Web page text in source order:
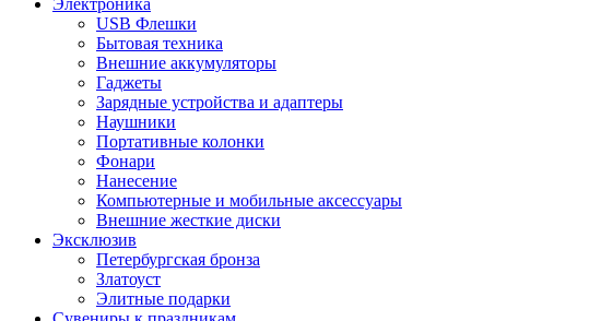
Электроника
USB Флешки
Бытовая техника
Внешние аккумуляторы
Гаджеты
Зарядные устройства и адаптеры
Наушники
Портативные колонки
Фонари
Нанесение
Компьютерные и мобильные аксессуары
Внешние жесткие диски
Эксклюзив
Петербургская бронза
Златоуст
Элитные подарки